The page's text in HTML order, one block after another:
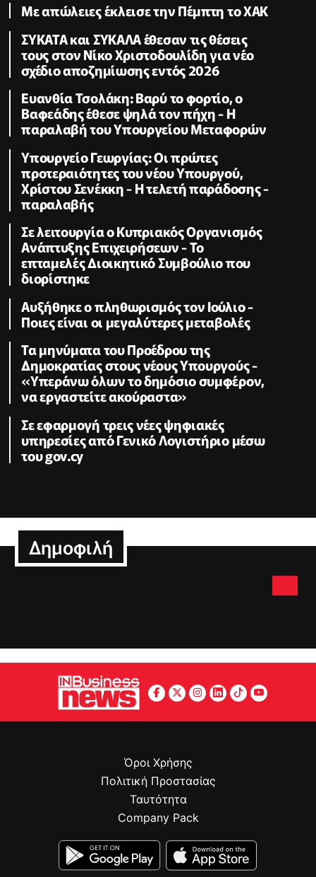
Με απώλειες έκλεισε την Πέμπτη το ΧΑΚ
ΣΥΚΑΤΑ και ΣΥΚΑΛΑ έθεσαν τις θέσεις
τους στον Νίκο Χριστοδουλίδη για νέο
σχέδιο αποζημίωσης εντός 2026
Ευανθία Τσολάκη: Βαρύ το φορτίο, ο
Βαφεάδης έθεσε ψηλά τον πήχη - Η
παραλαβή του Υπουργείου Μεταφορών
Υπουργείο Γεωργίας: Οι πρώτες
προτεραιότητες του νέου Υπουργού,
Χρίστου Σενέκκη - Η τελετή παράδοσης -
παραλαβής
Σε λειτουργία ο Κυπριακός Οργανισμός
Ανάπτυξης Επιχειρήσεων - To
επταμελές Διοικητικό Συμβούλιο που
διορίστηκε
Aυξήθηκε o πληθωρισμός τον Ιούλιο -
Ποιες είναι οι μεγαλύτερες μεταβολές
Τα μηνύματα του Προέδρου της
Δημοκρατίας στους νέους Υπουργούς -
«Υπεράνω όλων το δημόσιο συμφέρον,
να εργαστείτε ακούραστα»
Σε εφαρμογή τρεις νέες ψηφιακές
υπηρεσίες από Γενικό Λογιστήριο μέσω
του gov.cy
Δημοφιλή
Όροι Χρήσης
Πολιτική Προστασίας
Ταυτότητα
Company Pack